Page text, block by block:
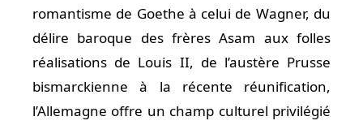
romantisme de Goethe à celui de Wagner, du
délire baroque des frères Asam aux folles
réalisations de Louis II, de l’austère Prusse
bismarckienne à la récente réunification,
l’Allemagne offre un champ culturel privilégié